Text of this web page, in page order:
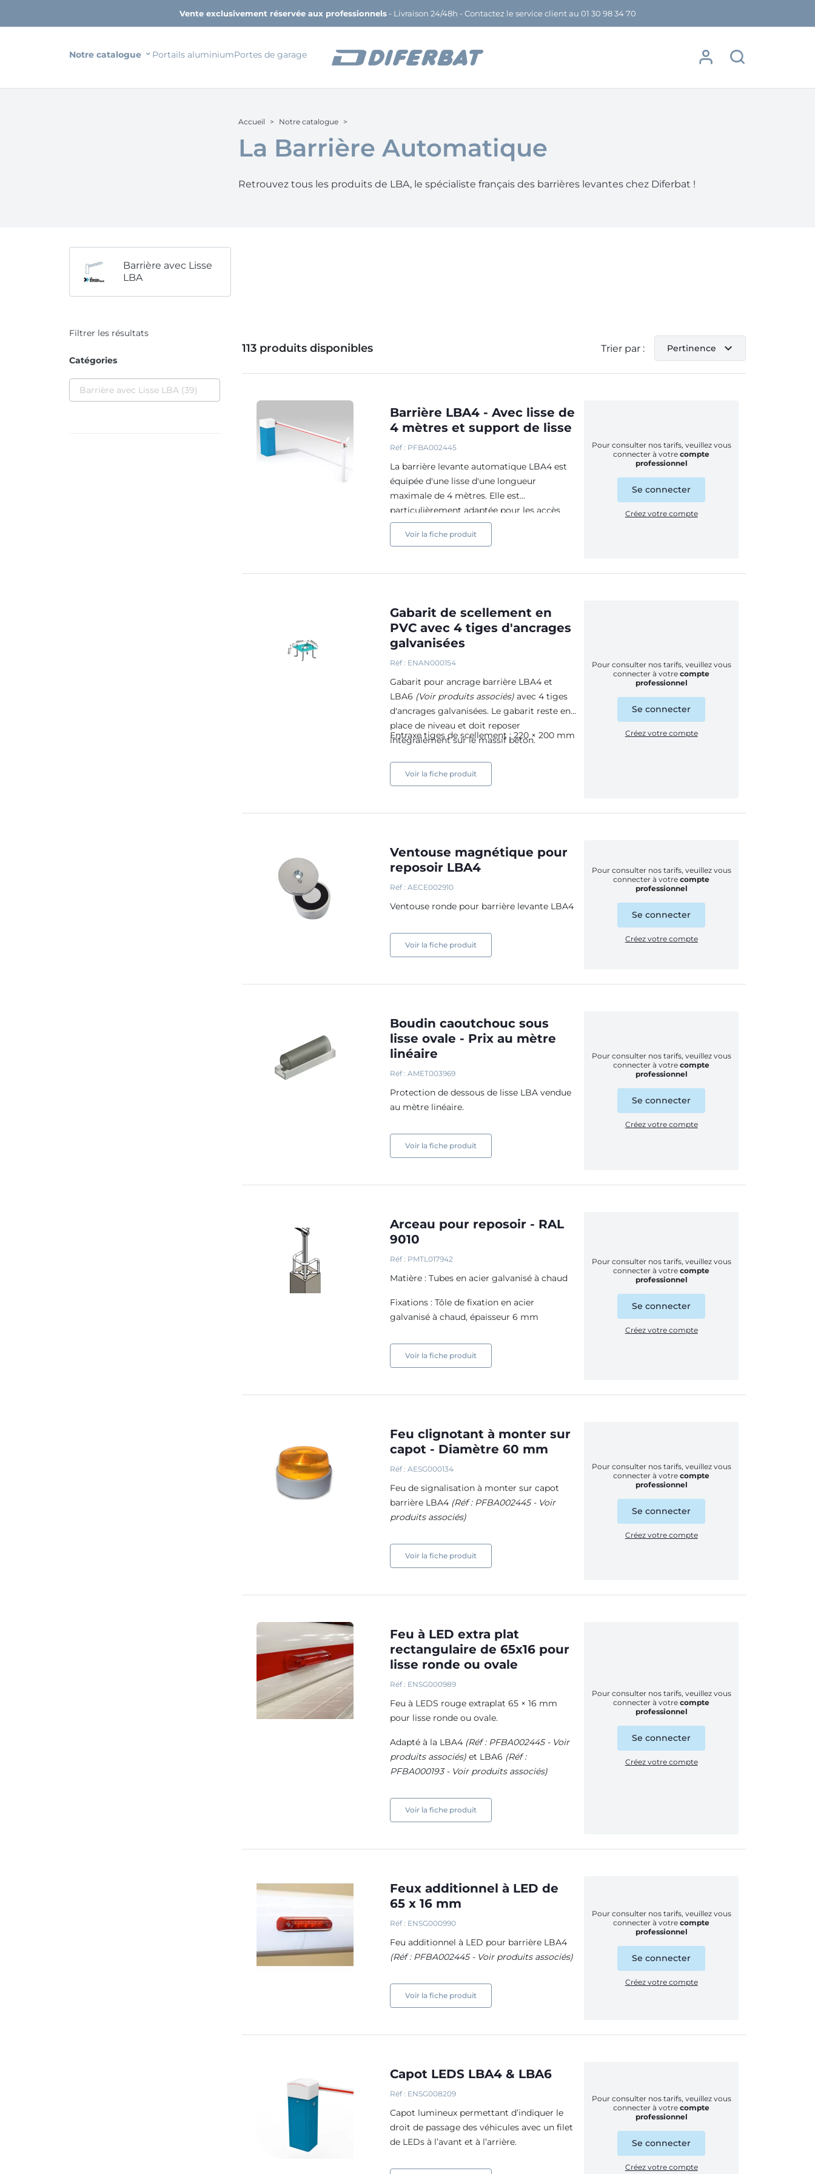
Vente exclusivement réservée aux professionnels- Livraison 24/48h - Contactez le service client au 01 30 98 34 70
Notre catalogue Portails aluminiumPortes de garage
Accueil Notre catalogue
La Barrière Automatique
Retrouvez tous les produits de LBA, le spécialiste français des barrières levantes chez Diferbat !
Barrière avec Lisse
LBA
Filtrer les résultats
Catégories
Barrière avec Lisse LBA (39)
113 produits disponibles Trier par : Pertinence expand_more
Barrière LBA4 - Avec lisse de
4 mètres et support de lisse
Réf : PFBA002445
La barrière levante automatique LBA4 est
équipée d'une lisse d'une longueur
maximale de 4 mètres. Elle est
particulièrement adaptée pour les accès
résidentielles et garantit un service continu.
Voir la fiche produit
Pour consulter nos tarifs, veuillez vous
connecter à votrecompte
professionnel
Se connecter
Créez votre compte
Gabarit de scellement en
PVC avec 4 tiges d'ancrages
galvanisées
Réf : ENAN000154
Gabarit pour ancrage barrière LBA4 et
LBA6 (Voir produits associés) avec 4 tiges
d'ancrages galvanisées. Le gabarit reste en
place de niveau et doit reposer
intégralement sur le massif béton.
Entraxe tiges de scellement : 220 × 200 mm
Voir la fiche produit
Pour consulter nos tarifs, veuillez vous
connecter à votrecompte
professionnel
Se connecter
Créez votre compte
Ventouse magnétique pour
reposoir LBA4
Réf : AECE002910
Ventouse ronde pour barrière levante LBA4
Voir la fiche produit
Pour consulter nos tarifs, veuillez vous
connecter à votrecompte
professionnel
Se connecter
Créez votre compte
Boudin caoutchouc sous
lisse ovale - Prix au mètre
linéaire
Réf : AMET003969
Protection de dessous de lisse LBA vendue
au mètre linéaire.
Voir la fiche produit
Pour consulter nos tarifs, veuillez vous
connecter à votrecompte
professionnel
Se connecter
Créez votre compte
Arceau pour reposoir - RAL
9010
Réf : PMTL017942
Matière : Tubes en acier galvanisé à chaud
Fixations : Tôle de fixation en acier
galvanisé à chaud, épaisseur 6 mm
Voir la fiche produit
Pour consulter nos tarifs, veuillez vous
connecter à votrecompte
professionnel
Se connecter
Créez votre compte
Feu clignotant à monter sur
capot - Diamètre 60 mm
Réf : AESG000134
Feu de signalisation à monter sur capot
barrière LBA4 (Réf : PFBA002445 - Voir
produits associés)
Voir la fiche produit
Pour consulter nos tarifs, veuillez vous
connecter à votrecompte
professionnel
Se connecter
Créez votre compte
Feu à LED extra plat
rectangulaire de 65x16 pour
lisse ronde ou ovale
Réf : ENSG000989
Feu à LEDS rouge extraplat 65 × 16 mm
pour lisse ronde ou ovale.
Adapté à la LBA4 (Réf : PFBA002445 - Voir
produits associés)et LBA6 (Réf :
PFBA000193 - Voir produits associés)
Voir la fiche produit
Pour consulter nos tarifs, veuillez vous
connecter à votrecompte
professionnel
Se connecter
Créez votre compte
Feux additionnel à LED de
65 x 16 mm
Réf : ENSG000990
Feu additionnel à LED pour barrière LBA4
(Réf : PFBA002445 - Voir produits associés)
Voir la fiche produit
Pour consulter nos tarifs, veuillez vous
connecter à votrecompte
professionnel
Se connecter
Créez votre compte
Capot LEDS LBA4 & LBA6
Réf : ENSG008209
Capot lumineux permettant d’indiquer le
droit de passage des véhicules avec un filet
de LEDs à l’avant et à l’arrière.
Pour consulter nos tarifs, veuillez vous
connecter à votrecompte
professionnel
Se connecter
Créez votre compte